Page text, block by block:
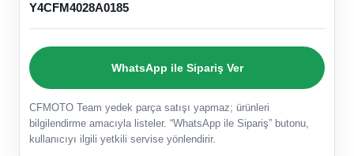
Y4CFM4028A0185
WhatsApp ile Sipariş Ver
CFMOTO Team yedek parça satışı yapmaz; ürünleri
bilgilendirme amacıyla listeler. “WhatsApp ile Sipariş” butonu,
kullanıcıyı ilgili yetkili servise yönlendirir.